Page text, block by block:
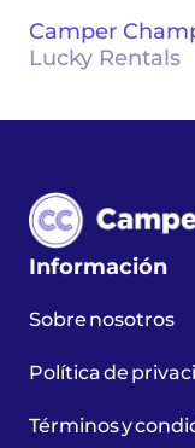
Camper
Lucky Rentals
Información
Sobre nosotros
Política de
Términos y